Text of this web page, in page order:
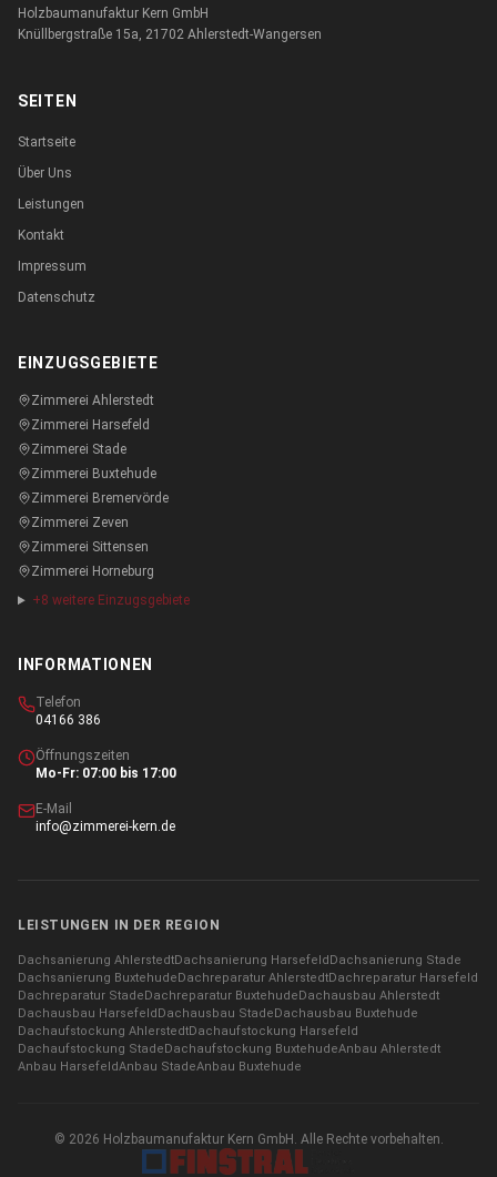
Holzbaumanufaktur Kern GmbH
Knüllbergstraße 15a, 21702 Ahlerstedt-Wangersen
SEITEN
Startseite
Über Uns
Leistungen
Kontakt
Impressum
Datenschutz
EINZUGSGEBIETE
Zimmerei Ahlerstedt
Zimmerei Harsefeld
Zimmerei Stade
Zimmerei Buxtehude
Zimmerei Bremervörde
Zimmerei Zeven
Zimmerei Sittensen
Zimmerei Horneburg
+8 weitere Einzugsgebiete
INFORMATIONEN
Telefon
04166 386
Öffnungszeiten
Mo-Fr: 07:00 bis 17:00
E-Mail
info@zimmerei-kern.de
LEISTUNGEN IN DER REGION
Dachsanierung AhlerstedtDachsanierung Harsefeld Dachsanierung Stade
Dachsanierung Buxtehude Dachreparatur AhlerstedtDachreparatur Harsefeld
Dachreparatur Stade Dachreparatur Buxtehude Dachausbau Ahlerstedt
Dachausbau Harsefeld Dachausbau Stade Dachausbau Buxtehude
Dachaufstockung AhlerstedtDachaufstockung Harsefeld
Dachaufstockung Stade Dachaufstockung BuxtehudeAnbau Ahlerstedt
Anbau HarsefeldAnbau StadeAnbau Buxtehude
© 2026 Holzbaumanufaktur Kern GmbH. Alle Rechte vorbehalten.